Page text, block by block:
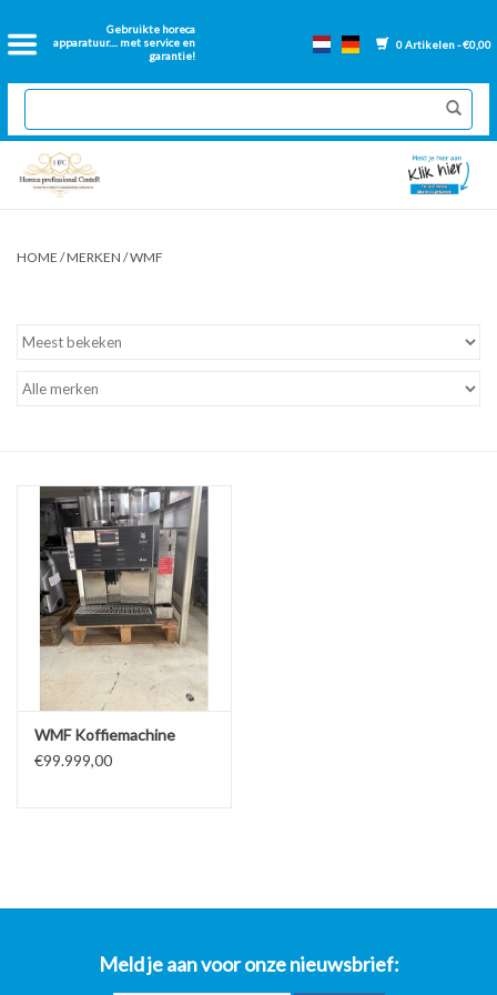
Gebruikte horeca
apparatuur.... met service en
garantie!
0 Artikelen - €0,00
Home
2dehands Horeca
Nieuwe apparatuur
Onderdelen bakwanden
HOME /MERKEN /WMF
WMF Koffiemachine
€99.999,00
Meld je aan voor onze nieuwsbrief: